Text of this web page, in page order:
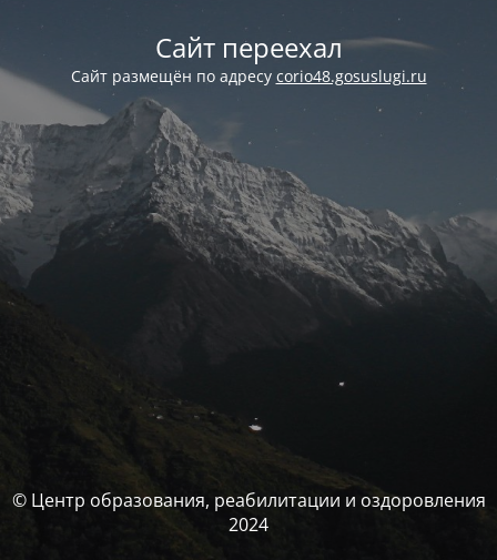
Сайт переехал
Сайт размещён по адресу corio48.gosuslugi.ru
© Центр образования, реабилитации и оздоровления
2024